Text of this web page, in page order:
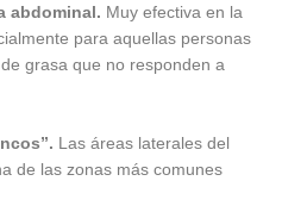
abdominal. Muy efectiva en la
para aquellas personas
grasa que no responden a
Las áreas laterales del
de las zonas más comunes